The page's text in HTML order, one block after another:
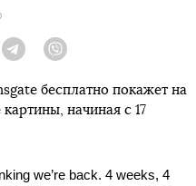
Telegram
бесплатно покажет на
картины, начиная с 17
we’re back. 4 weeks, 4